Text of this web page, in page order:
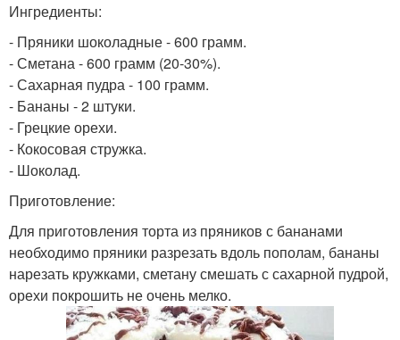
Ингредиенты:
- Пряники шоколадные - 600 грамм.
- Сметана - 600 грамм (20-30%).
- Сахарная пудра - 100 грамм.
- Бананы - 2 штуки.
- Грецкие орехи.
- Кокосовая стружка.
- Шоколад.
Приготовление:
Для приготовления торта из пряников с бананами
необходимо пряники разрезать вдоль пополам, бананы
нарезать кружками, сметану смешать с сахарной пудрой,
орехи покрошить не очень мелко.